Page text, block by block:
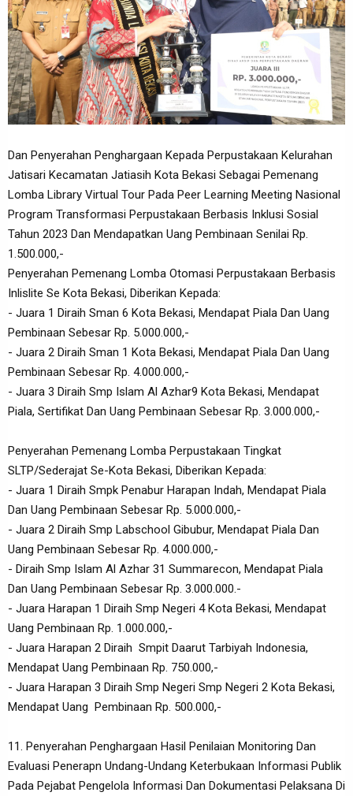
Dan Penyerahan Penghargaan Kepada Perpustakaan Kelurahan
Jatisari Kecamatan Jatiasih Kota Bekasi Sebagai Pemenang
Lomba Library Virtual Tour Pada Peer Learning Meeting Nasional
Program Transformasi Perpustakaan Berbasis Inklusi Sosial
Tahun 2023 Dan Mendapatkan Uang Pembinaan Senilai Rp.
1.500.000,-
Penyerahan Pemenang Lomba Otomasi Perpustakaan Berbasis
Inlislite Se Kota Bekasi, Diberikan Kepada:
- Juara 1 Diraih Sman 6 Kota Bekasi, Mendapat Piala Dan Uang
Pembinaan Sebesar Rp. 5.000.000,-
- Juara 2 Diraih Sman 1 Kota Bekasi, Mendapat Piala Dan Uang
Pembinaan Sebesar Rp. 4.000.000,-
- Juara 3 Diraih Smp Islam Al Azhar9 Kota Bekasi, Mendapat
Piala, Sertifikat Dan Uang Pembinaan Sebesar Rp. 3.000.000,-
Penyerahan Pemenang Lomba Perpustakaan Tingkat
SLTP/Sederajat Se-Kota Bekasi, Diberikan Kepada:
- Juara 1 Diraih Smpk Penabur Harapan Indah, Mendapat Piala
Dan Uang Pembinaan Sebesar Rp. 5.000.000,-
- Juara 2 Diraih Smp Labschool Gibubur, Mendapat Piala Dan
Uang Pembinaan Sebesar Rp. 4.000.000,-
- Diraih Smp Islam Al Azhar 31 Summarecon, Mendapat Piala
Dan Uang Pembinaan Sebesar Rp. 3.000.000.-
- Juara Harapan 1 Diraih Smp Negeri 4 Kota Bekasi, Mendapat
Uang Pembinaan Rp. 1.000.000,-
- Juara Harapan 2 Diraih Smpit Daarut Tarbiyah Indonesia,
Mendapat Uang Pembinaan Rp. 750.000,-
- Juara Harapan 3 Diraih Smp Negeri Smp Negeri 2 Kota Bekasi,
Mendapat Uang Pembinaan Rp. 500.000,-
11. Penyerahan Penghargaan Hasil Penilaian Monitoring Dan
Evaluasi Penerapn Undang-Undang Keterbukaan Informasi Publik
Pada Pejabat Pengelola Informasi Dan Dokumentasi Pelaksana Di